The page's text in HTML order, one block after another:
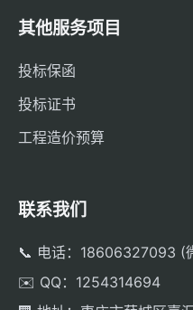
其他服务项目
投标保函
投标证书
工程造价预算
联系我们
📞 电话：18606327093 (
✉️ QQ：1254314694